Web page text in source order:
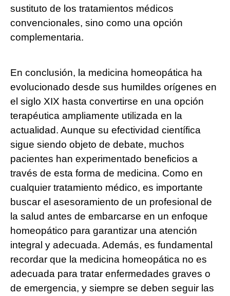
sustituto de los tratamientos médicos
convencionales, sino como una opción
complementaria.
En conclusión, la medicina homeopática ha
evolucionado desde sus humildes orígenes en
el siglo XIX hasta convertirse en una opción
terapéutica ampliamente utilizada en la
actualidad. Aunque su efectividad científica
sigue siendo objeto de debate, muchos
pacientes han experimentado beneficios a
través de esta forma de medicina. Como en
cualquier tratamiento médico, es importante
buscar el asesoramiento de un profesional de
la salud antes de embarcarse en un enfoque
homeopático para garantizar una atención
integral y adecuada. Además, es fundamental
recordar que la medicina homeopática no es
adecuada para tratar enfermedades graves o
de emergencia, y siempre se deben seguir las